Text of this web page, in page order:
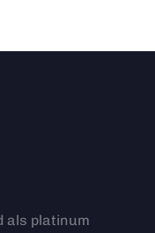
als platinum